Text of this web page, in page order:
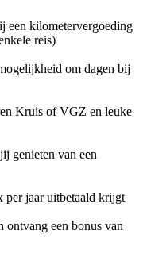
een kilometervergoeding
reis)
om dagen bij
Kruis of VGZ en leuke
genieten van een
per jaar uitbetaald krijgt
ontvang een bonus van